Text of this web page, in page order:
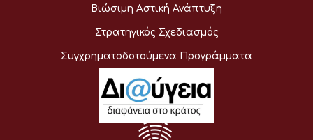
Βιώσιμη Αστική Ανάπτυξη
Στρατηγικός Σχεδιασμός
Συγχρηματοδοτούμενα Προγράμματα